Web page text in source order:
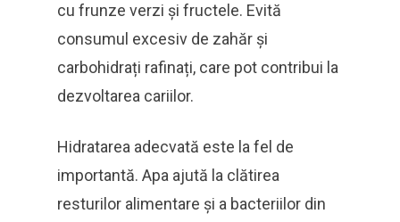
cu frunze verzi și fructele. Evită
consumul excesiv de zahăr și
carbohidrați rafinați, care pot contribui la
dezvoltarea cariilor.
Hidratarea adecvată este la fel de
importantă. Apa ajută la clătirea
resturilor alimentare și a bacteriilor din